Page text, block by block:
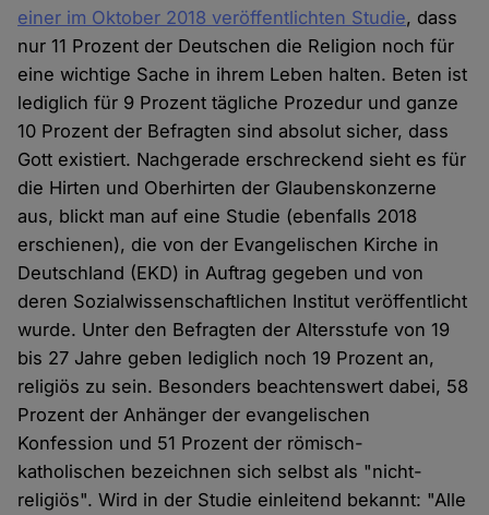
einer im Oktober 2018 veröffentlichten Studie, dass
nur 11 Prozent der Deutschen die Religion noch für
eine wichtige Sache in ihrem Leben halten. Beten ist
lediglich für 9 Prozent tägliche Prozedur und ganze
10 Prozent der Befragten sind absolut sicher, dass
Gott existiert. Nachgerade erschreckend sieht es für
die Hirten und Oberhirten der Glaubenskonzerne
aus, blickt man auf eine Studie (ebenfalls 2018
erschienen), die von der Evangelischen Kirche in
Deutschland (EKD) in Auftrag gegeben und von
deren Sozialwissenschaftlichen Institut veröffentlicht
wurde. Unter den Befragten der Altersstufe von 19
bis 27 Jahre geben lediglich noch 19 Prozent an,
religiös zu sein. Besonders beachtenswert dabei, 58
Prozent der Anhänger der evangelischen
Konfession und 51 Prozent der römisch-
katholischen bezeichnen sich selbst als "nicht-
religiös". Wird in der Studie einleitend bekannt: "Alle